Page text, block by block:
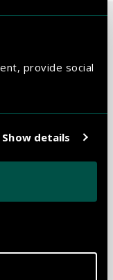
provide social
Show details